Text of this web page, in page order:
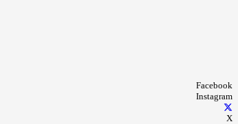
Facebook
Instagram
X